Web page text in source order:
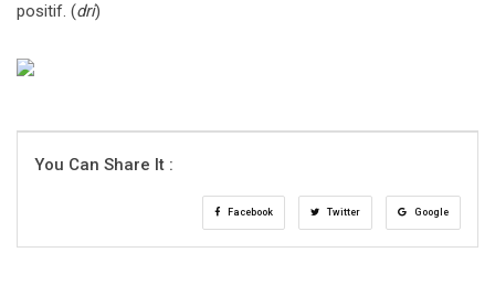
positif. (dri)
You Can Share It :
Facebook Twitter Google